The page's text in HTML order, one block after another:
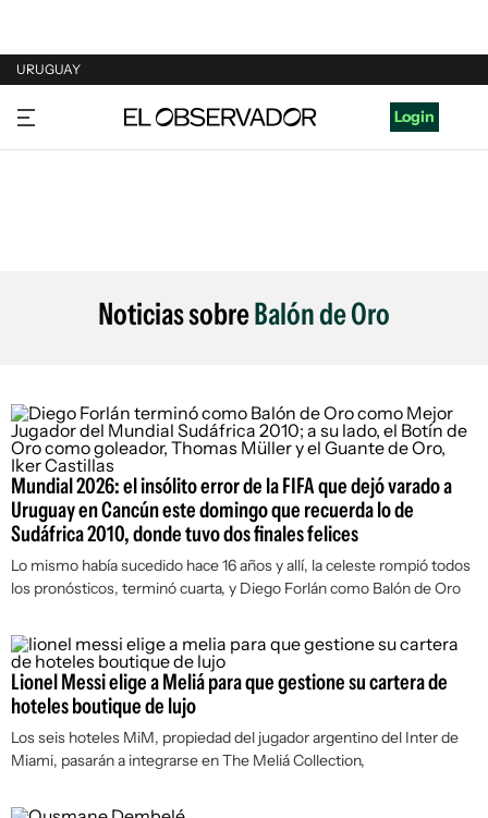
URUGUAY
URUGUAY
ARGENTINA
Login
Noticias sobreBalón de Oro
Mundial 2026: el insólito error de la FIFA que dejó varado a
Uruguay en Cancún este domingo que recuerda lo de
Sudáfrica 2010, donde tuvo dos finales felices
Lo mismo había sucedido hace 16 años y allí, la celeste rompió todos
los pronósticos, terminó cuarta, y Diego Forlán como Balón de Oro
Lionel Messi elige a Meliá para que gestione su cartera de
hoteles boutique de lujo
Los seis hoteles MiM, propiedad del jugador argentino del Inter de
Miami, pasarán a integrarse en The Meliá Collection,